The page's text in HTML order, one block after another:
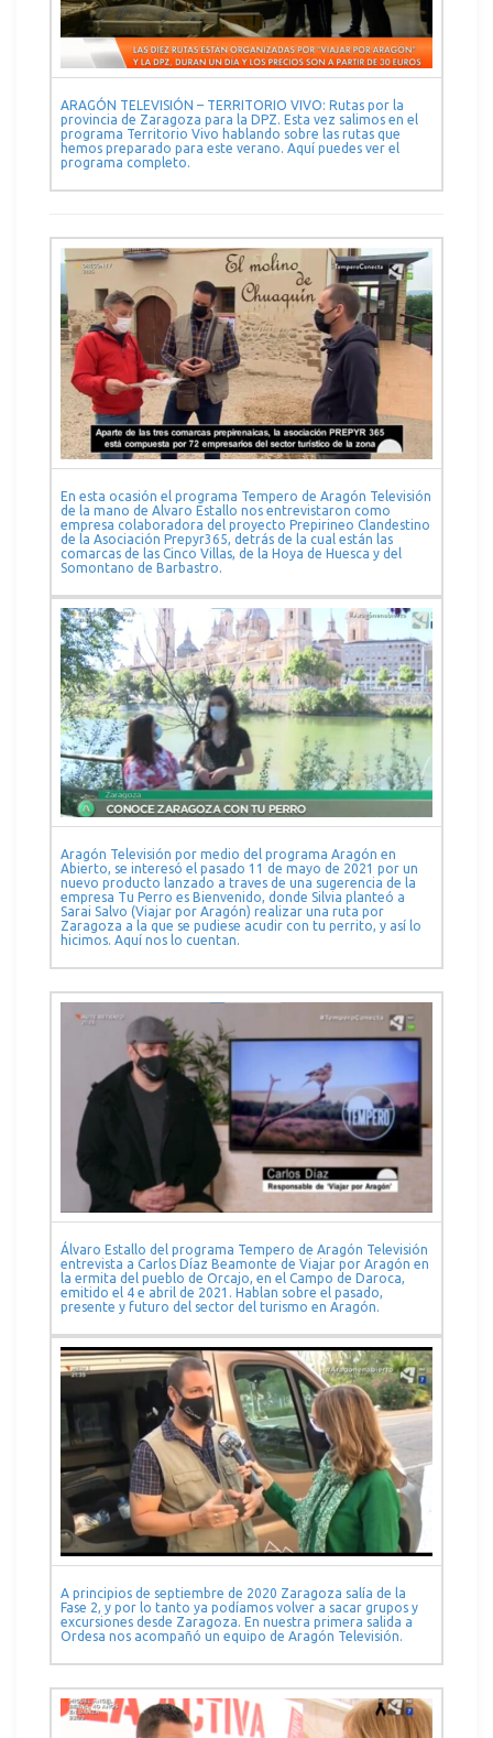
ARAGÓN TELEVISIÓN – TERRITORIO VIVO: Rutas por la
provincia de Zaragoza para la DPZ. Esta vez salimos en el
programa Territorio Vivo hablando sobre las rutas que
hemos preparado para este verano. Aquí puedes ver el
programa completo.
En esta ocasión el programa Tempero de Aragón Televisión
de la mano de Alvaro Estallo nos entrevistaron como
empresa colaboradora del proyecto Prepirineo Clandestino
de la Asociación Prepyr365, detrás de la cual están las
comarcas de las Cinco Villas, de la Hoya de Huesca y del
Somontano de Barbastro.
Aragón Televisión por medio del programa Aragón en
Abierto, se interesó el pasado 11 de mayo de 2021 por un
nuevo producto lanzado a traves de una sugerencia de la
empresa Tu Perro es Bienvenido, donde Silvia planteó a
Sarai Salvo (Viajar por Aragón) realizar una ruta por
Zaragoza a la que se pudiese acudir con tu perrito, y así lo
hicimos. Aquí nos lo cuentan.
Álvaro Estallo del programa Tempero de Aragón Televisión
entrevista a Carlos Díaz Beamonte de Viajar por Aragón en
la ermita del pueblo de Orcajo, en el Campo de Daroca,
emitido el 4 e abril de 2021. Hablan sobre el pasado,
presente y futuro del sector del turismo en Aragón.
A principios de septiembre de 2020 Zaragoza salía de la
Fase 2, y por lo tanto ya podíamos volver a sacar grupos y
excursiones desde Zaragoza. En nuestra primera salida a
Ordesa nos acompañó un equipo de Aragón Televisión.